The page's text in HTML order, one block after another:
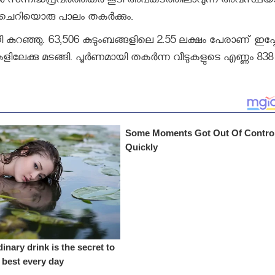
പാലം തകർക്കും.
കുറഞ്ഞു. 63,506 കുടുംബങ്ങളിലെ 2.55 ലക്ഷം പേരാണ്
മടങ്ങി. പൂർണമായി തകർന്ന വീടുകളുടെ എണ്ണം 838